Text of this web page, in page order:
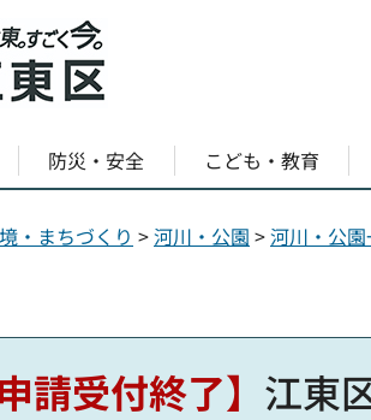
防災・安全 こども・教育
・まちづくり >河川・公園 >河川・公
請受付終了】 江東